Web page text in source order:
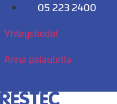
Mene
05 223 2400
Yhteystiedot
Anna palautetta